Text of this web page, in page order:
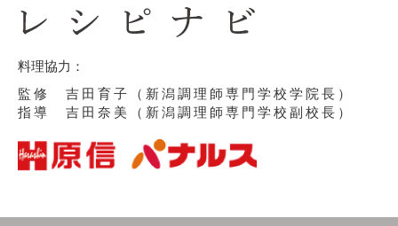
料理協力：
監修 吉田育子（新潟調理師専門学校学院長）
指導 吉田奈美（新潟調理師専門学校副校長）